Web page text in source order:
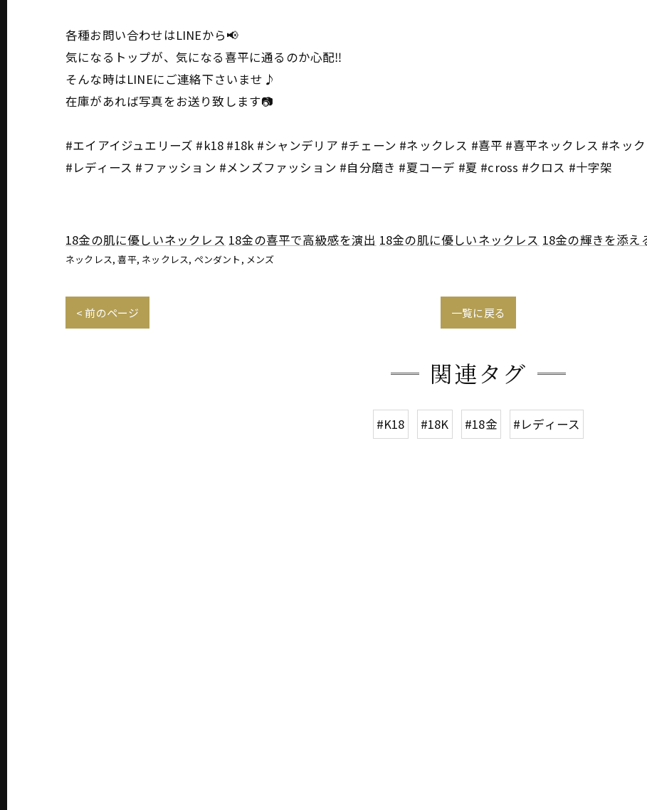
各種お問い合わせはLINEから📢
気になるトップが、気になる喜平に通るのか心配‼️
そんな時はLINEにご連絡下さいませ♪
在庫があれば写真をお送り致します📷
#エイアイジュエリーズ #k18 #18k #シャンデリア #チェーン #ネックレス #喜平 #喜平ネックレス #ネッ
#レディース #ファッション #メンズファッション #自分磨き #夏コーデ #夏 #cross #クロス #十字架
18金の肌に優しいネックレス 18金の喜平で高級感を演出 18金の肌に優しいネックレス 18金の輝きを添え
ネックレス 喜平 ネックレス ペンダント メンズ
< 前のページ 一覧に戻る
関連タグ
#K18 #18K #18金 #レディース